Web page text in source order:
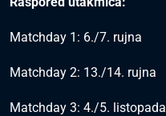
Matchday 1: 6./7. rujna
Matchday 2: 13./14. rujna
Matchday 3: 4./5. listopada